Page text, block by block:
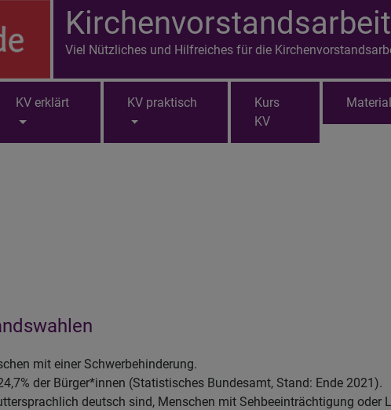
Viel Nützliches und Hilfreiches für die
KV erklärt KV praktisch
Kurs
KV
Material
mit einer Schwerbehinderung.
der Bürger*innen (Statistisches Bundesamt, Stand: Ende 2021).
deutsch sind, Menschen mit Sehbeeinträchtigung oder